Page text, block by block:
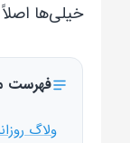
خیلی‌ها اصلاً
فهرست
ولاگ